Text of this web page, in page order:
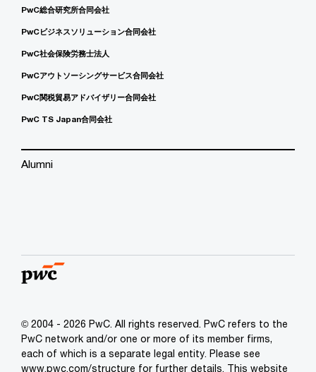
PwC総合研究所合同会社
PwCビジネスソリューション合同会社
PwC社会保険労務士法人
PwCアウトソーシングサービス合同会社
PwC関税貿易アドバイザリー合同会社
PwC TS Japan合同会社
Alumni
© 2004 - 2026 PwC. All rights reserved. PwC refers to the
PwC network and/or one or more of its member firms,
each of which is a separate legal entity. Please see
www.pwc.com/structure for further details. This website